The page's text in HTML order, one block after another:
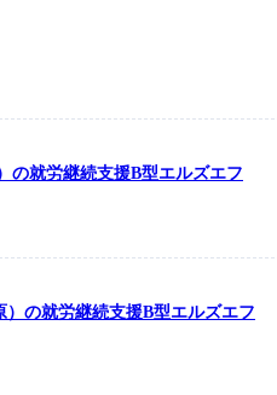
の就労継続支援B型エルズエフ
の就労継続支援B型エルズエフ